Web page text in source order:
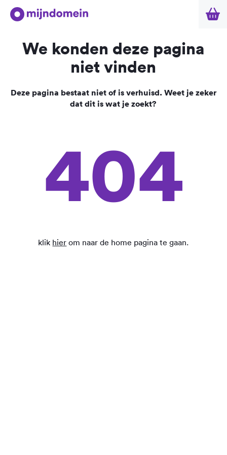
We konden deze pagina
niet vinden
Deze pagina bestaat niet of is verhuisd. Weet je zeker
dat dit is wat je zoekt?
404
klik hier om naar de home pagina te gaan.